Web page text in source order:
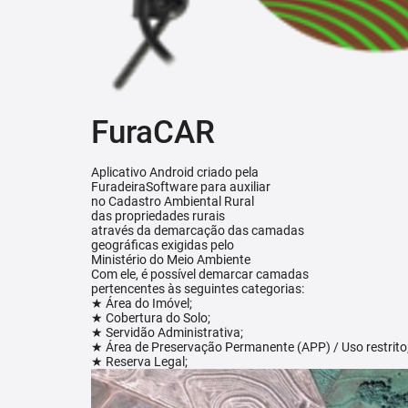
FuraCAR
Aplicativo Android criado pela
FuradeiraSoftware para auxiliar
no Cadastro Ambiental Rural
das propriedades rurais
através da demarcação das camadas
geográficas exigidas pelo
Ministério do Meio Ambiente
Com ele, é possível demarcar camadas
pertencentes às seguintes categorias:
★ Área do Imóvel;
★ Cobertura do Solo;
★ Servidão Administrativa;
★ Área de Preservação Permanente (APP) / Uso
★ Reserva Legal;